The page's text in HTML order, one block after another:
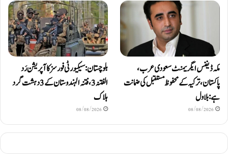
مکہ ڈیفنس ایگریمنٹ سعودی عرب،
پاکستان، ترکیہ کے محفوظ مستقبل کی ضمانت
ہے: بلاول
08/08/2026
بلوچستان: سیکیورٹی فورسز کا آپریشن رَد
الفتنہ 3، فتنہ الہندوستان کے 3 دہشت گرد
ہلاک
08/08/2026